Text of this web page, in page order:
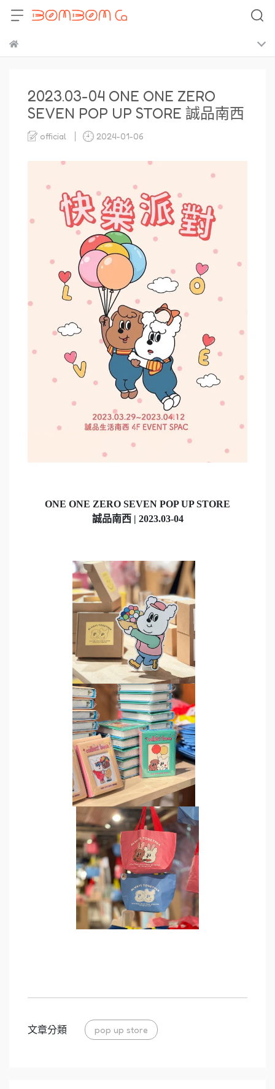
2023.03-04 ONE ONE ZERO
SEVEN POP UP STORE 誠品南西
official 2024-01-06
ONE ONE ZERO SEVEN POP UP STORE
誠品南西 | 2023.03-04
文章分類 pop up store